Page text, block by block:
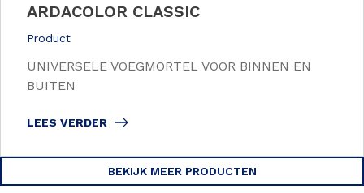
ARDACOLOR CLASSIC
Product
UNIVERSELE VOEGMORTEL VOOR BINNEN EN
BUITEN
LEES VERDER
BEKIJK MEER PRODUCTEN